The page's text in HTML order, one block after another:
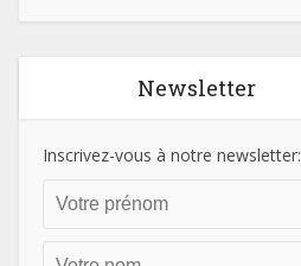
Newsletter
Inscrivez-vous à notre newsletter: